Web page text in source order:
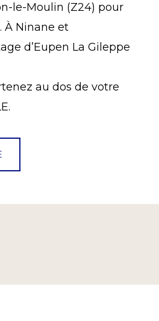
le-Moulin (Z24) pour
À Ninane et
d’Eupen La Gileppe
au dos de votre